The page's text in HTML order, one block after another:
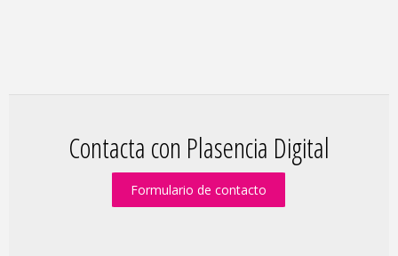
Contacta con Plasencia Digital
Formulario de contacto